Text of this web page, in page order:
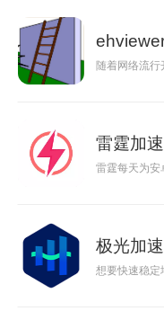
随着网络流行
雷霆加
雷霆每天为安
极光加
想要快速稳定